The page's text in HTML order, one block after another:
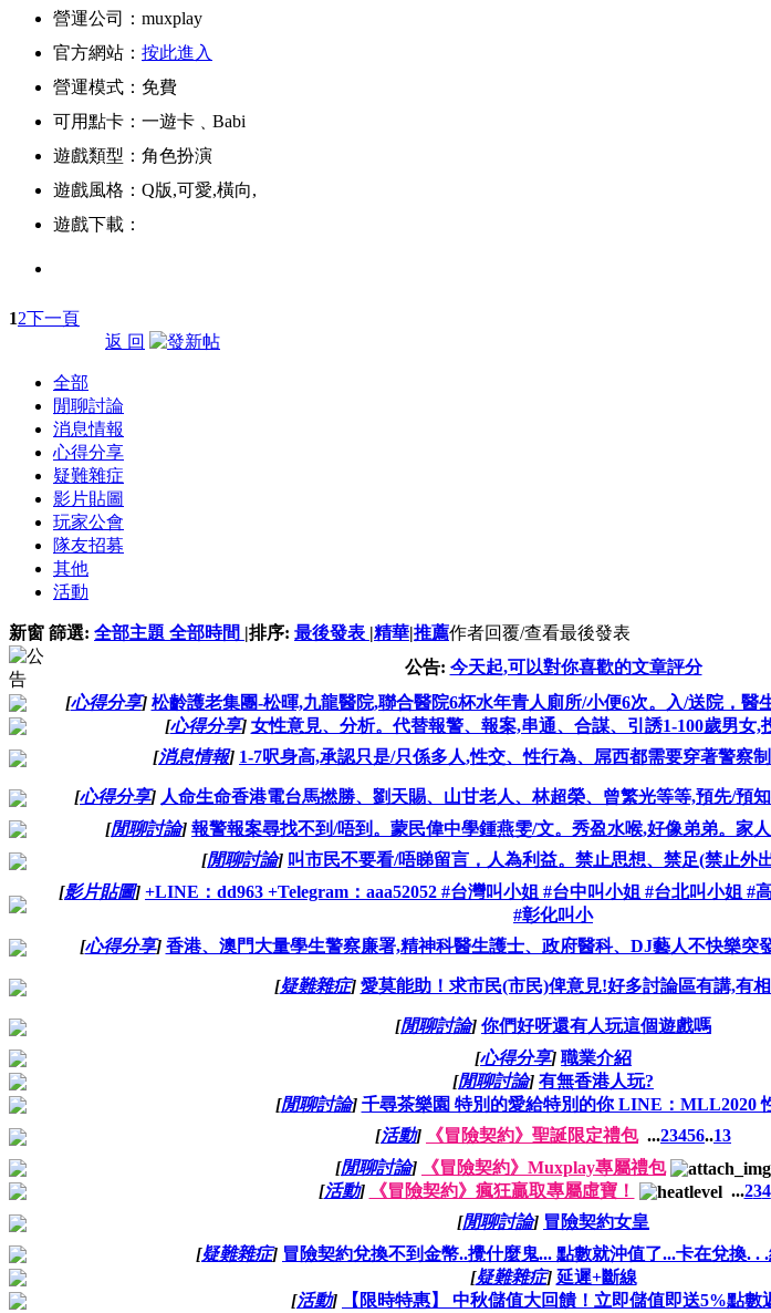
營運公司：muxplay
官方網站： 按此進入
營運模式：免費
可用點卡：一遊卡﹑Babi
遊戲類型：角色扮演
遊戲風格：Q版,可愛,橫向,
遊戲下載：
12下一頁
返 回
全部
閒聊討論
消息情報
心得分享
疑難雜症
影片貼圖
玩家公會
隊友招募
其他
活動
新窗 篩選: 全部主題 全部時間 |排序: 最後發表 |精華|推薦作者回覆/查看最後發表
公告: 今天起,可以對你喜歡的文章評分
[心得分享] 松齡護老集團-松暉,九龍醫院,聯合醫院6杯水年青人廁所/小便6次。入/送院，醫
[心得分享] 女性意見、分析。代替報警、報案,串通、合謀、引誘1-100歲男女,
[消息情報] 1-7呎身高,承認只是/只係多人,性交、性行為、屌西都需要穿著警察
[心得分享] 人命生命香港電台馬撚勝、劉天賜、山甘老人、林超榮、曾繁光等等,預先/預
[閒聊討論] 報警報案尋找不到/唔到。蒙民偉中學鍾燕雯/文。秀盈水喉,好像弟弟。家
[閒聊討論] 叫市民不要看/唔睇留言，人為利益。禁止思想、禁足(禁止外
[影片貼圖] +LINE：dd963 +Telegram：aaa52052 #台灣叫小姐 #台中叫小姐 #台北叫小姐 #
#彰化叫小
[心得分享] 香港、澳門大量學生警察廉署,精神科醫生護士、政府醫科、DJ藝人不快樂突
[疑難雜症] 愛莫能助！求市民(市民)俾意見!好多討論區有講,有
[閒聊討論] 你們好呀還有人玩這個遊戲嗎
[心得分享] 職業介紹
[閒聊討論] 有無香港人玩?
[閒聊討論] 千尋茶樂園 特別的愛給特別的你 LINE：MLL2020
[活動] 《冒險契約》聖誕限定禮包 ...23456..13
[閒聊討論] 《冒險契約》Muxplay專屬禮包
[活動] 《冒險契約》瘋狂贏取專屬虛寶！ ...234
[閒聊討論] 冒險契約女皇
[疑難雜症] 冒險契約兌換不到金幣..攪什麼鬼... 點數就沖值了...卡在兌換. .
[疑難雜症] 延遲+斷線
[活動] 【限時特惠】 中秋儲值大回饋！立即儲值即送5%點數